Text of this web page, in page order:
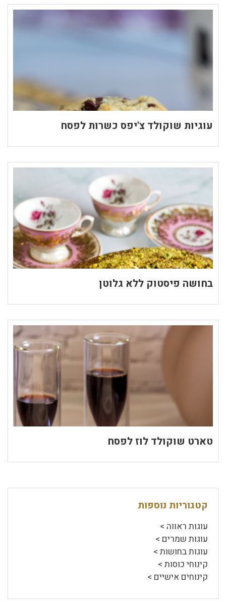
עוגיות שוקולד צ'יפס כשרות לפסח
בחושה פיסטוק ללא גלוטן
טארט שוקולד לוז לפסח
קטגוריות נוספות
עוגות ראווה >
עוגות שמרים >
עוגות בחושות >
קינוחי כוסות >
קינוחים אישיים >